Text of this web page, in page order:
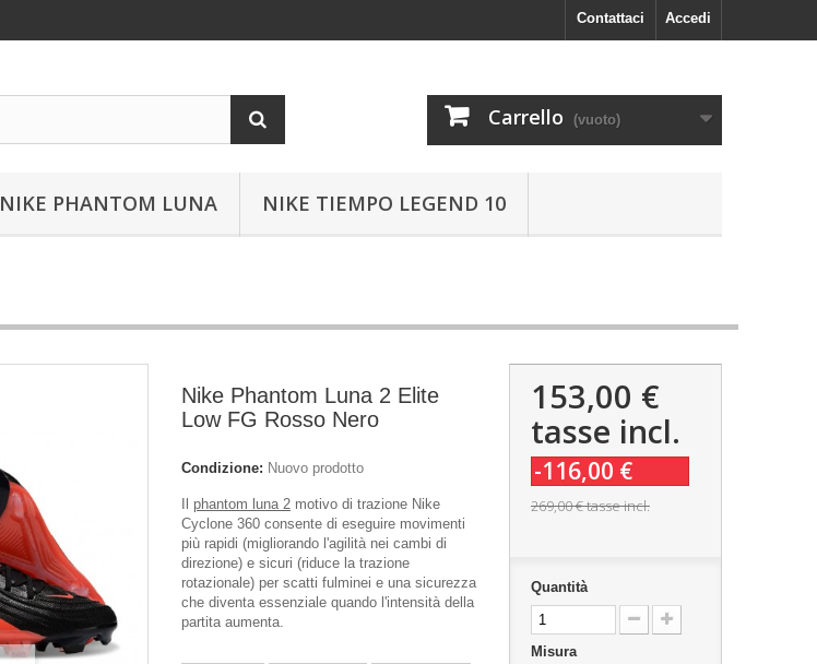
Accedi
Contattaci
Carrello (vuoto)
NIKE PHANTOM LUNA NIKE TIEMPO LEGEND 10
Nike Phantom Luna 2 Elite
Low FG Rosso Nero
Condizione: Nuovo prodotto
phantom luna 2 motivo di trazione Nike
Cyclone 360 consente di eseguire movimenti
più rapidi (migliorando l'agilità nei cambi di
direzione) e sicuri (riduce la trazione
rotazionale) per scatti fulminei e una sicurezza
che diventa essenziale quando l'intensità della
partita aumenta.
153,00 €
tasse incl.
-116,00 €
269,00 €tasse incl.
Quantità
Misura